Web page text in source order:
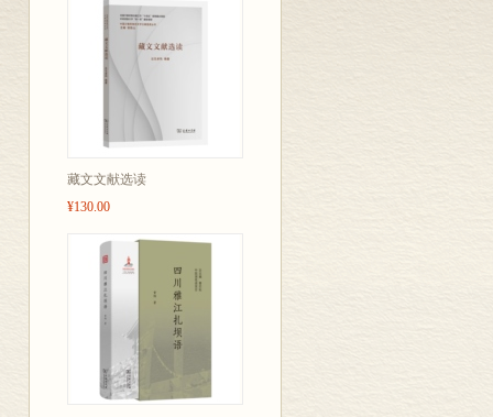
藏文文献选读
¥130.00